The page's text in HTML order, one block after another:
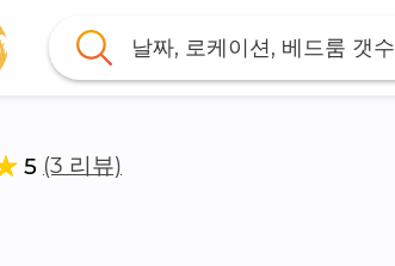
날짜, 로케이션, 베드룸 갯수
5 (3 리뷰)